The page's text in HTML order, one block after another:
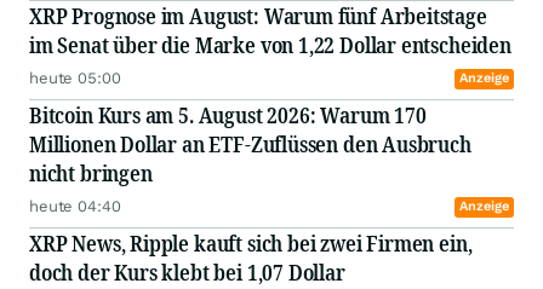
XRP Prognose im August: Warum fünf Arbeitstage
im Senat über die Marke von 1,22 Dollar entscheiden
heute 05:00 Anzeige
Bitcoin Kurs am 5. August 2026: Warum 170
Millionen Dollar an ETF-Zuflüssen den Ausbruch
nicht bringen
heute 04:40 Anzeige
XRP News, Ripple kauft sich bei zwei Firmen ein,
doch der Kurs klebt bei 1,07 Dollar